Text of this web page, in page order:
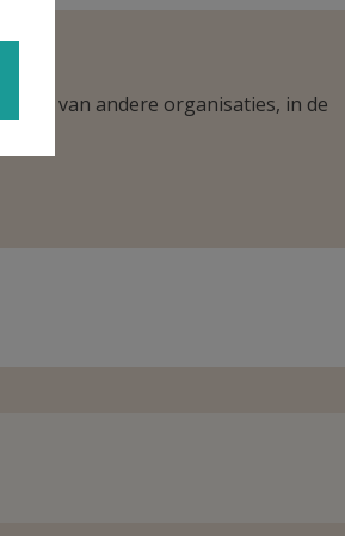
van andere organisaties, in de